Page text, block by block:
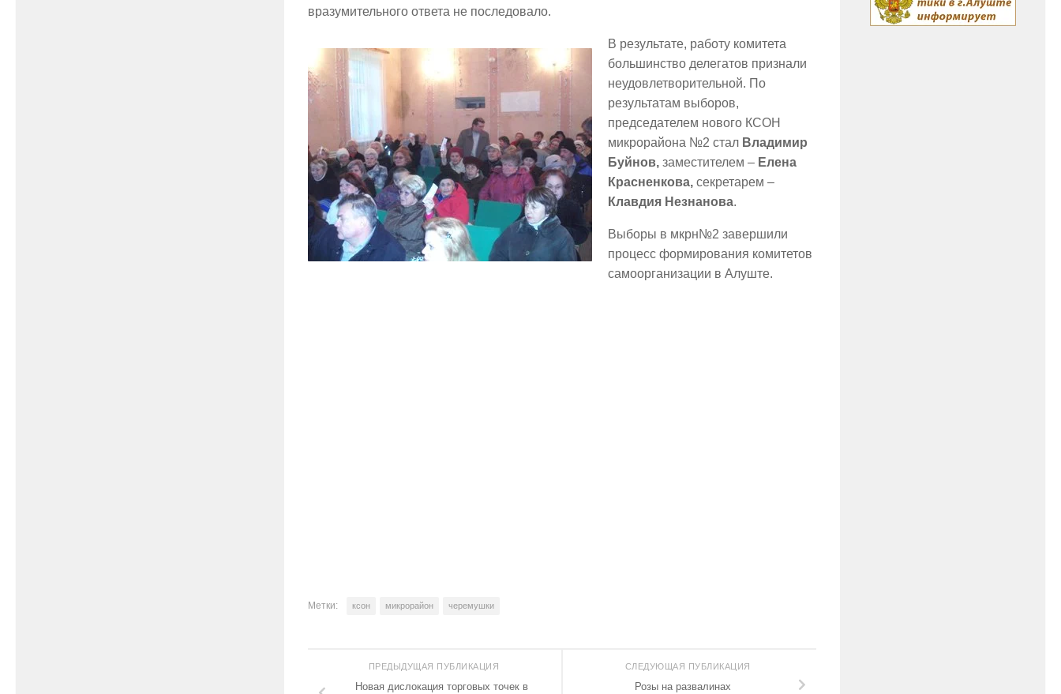
вразумительного ответа не последовало.
В результате, работу комитета
большинство делегатов признали
неудовлетворительной. По
результатам выборов,
председателем нового КСОН
микрорайона №2 стал Владимир
Буйнов, заместителем – Елена
Красненкова, секретарем –
Клавдия Незнанова.
Выборы в мкрн№2 завершили
процесс формирования комитетов
самоорганизации в Алуште.
Метки: ксон микрорайон черемушки
СЛЕДУЮЩАЯ ПУБЛИКАЦИЯ
Розы на развалинах
ПРЕДЫДУЩАЯ ПУБЛИКАЦИЯ
Новая дислокация торговых точек в